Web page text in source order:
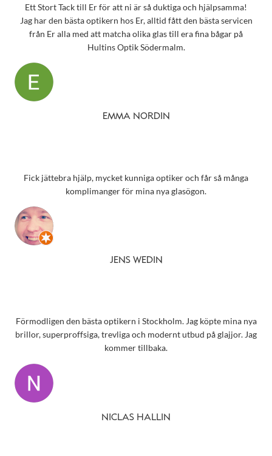
Ett Stort Tack till Er för att ni är så duktiga och hjälpsamma!
Jag har den bästa optikern hos Er, alltid fått den bästa servicen
från Er alla med att matcha olika glas till era fina bågar på
Hultins Optik Södermalm.
EMMA NORDIN
Fick jättebra hjälp, mycket kunniga optiker och får så många
komplimanger för mina nya glasögon.
JENS WEDIN
Förmodligen den bästa optikern i Stockholm. Jag köpte mina nya
brillor, superproffsiga, trevliga och modernt utbud på glajjor. Jag
kommer tillbaka.
NICLAS HALLIN